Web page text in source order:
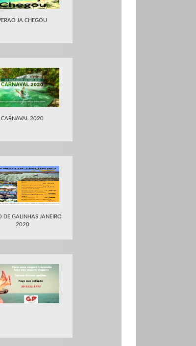
JA CHEGOU
CARNAVAL 2020
DE GALINHAS JANEIRO
2020